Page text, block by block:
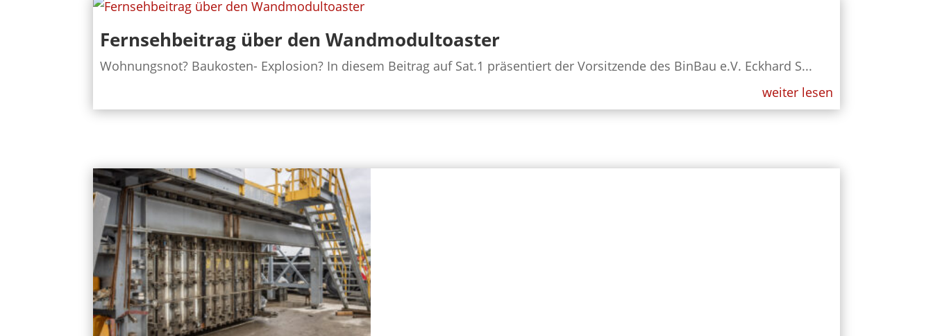
Fernsehbeitrag über den Wandmodultoaster
Wohnungsnot? Baukosten- Explosion? In diesem Beitrag auf Sat.1 präsentiert der Vorsitzende des BinBau e.V. Eckhard S...
weiter lesen